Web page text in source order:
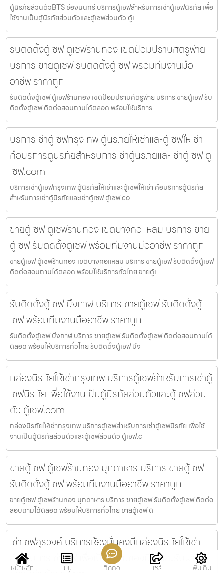
ตู้นิรภัยส่วนตัวBTS ช่องนนทรี บริการตู้เซฟสำหรับการเช่าตู้เซฟนิรภัย เพื่อ
ใช้งานเป็นตู้นิรภัยส่วนตัวและตู้เซฟส่วนตัว ตู้เ
รับติดตั้งตู้เซฟ ตู้เซฟร้านทอง เขตป้อมปราบศัตรูพ่าย
บริการ ขายตู้เซฟ รับติดตั้งตู้เซฟ พร้อมทีมงานมือ
อาชีพ ราคาถูก
รับติดตั้งตู้เซฟ ตู้เซฟร้านทอง เขตป้อมปราบศัตรูพ่าย บริการ ขายตู้เซฟ รับ
ติดตั้งตู้เซฟ ติดต่อสอบถามได้ตลอด พร้อมให้บริการ
บริการเช่าตู้เซฟกรุงเทพ ตู้นิรภัยให้เช่าและตู้เซฟให้เช่า
คือบริการตู้นิรภัยสำหรับการเช่าตู้นิรภัยและเช่าตู้เซฟ ตู้
เซฟ.com
บริการเช่าตู้เซฟกรุงเทพ ตู้นิรภัยให้เช่าและตู้เซฟให้เช่า คือบริการตู้นิรภัย
สำหรับการเช่าตู้นิรภัยและเช่าตู้เซฟ ตู้เซฟ.co
ขายตู้เซฟ ตู้เซฟร้านทอง เขตบางคอแหลม บริการ ขาย
ตู้เซฟ รับติดตั้งตู้เซฟ พร้อมทีมงานมืออาชีพ ราคาถูก
ขายตู้เซฟ ตู้เซฟร้านทอง เขตบางคอแหลม บริการ ขายตู้เซฟ รับติดตั้งตู้เซฟ
ติดต่อสอบถามได้ตลอด พร้อมให้บริการทั่วไทย ขายตู้เ
รับติดตั้งตู้เซฟ บึงกาฬ บริการ ขายตู้เซฟ รับติดตั้งตู้
เซฟ พร้อมทีมงานมืออาชีพ ราคาถูก
รับติดตั้งตู้เซฟ บึงกาฬ บริการ ขายตู้เซฟ รับติดตั้งตู้เซฟ ติดต่อสอบถามได้
ตลอด พร้อมให้บริการทั่วไทย รับติดตั้งตู้เซฟ บึง
กล่องนิรภัยให้เช่ากรุงเทพ บริการตู้เซฟสำหรับการเช่าตู้
เซฟนิรภัย เพื่อใช้งานเป็นตู้นิรภัยส่วนตัวและตู้เซฟส่วน
ตัว ตู้เซฟ.com
กล่องนิรภัยให้เช่ากรุงเทพ บริการตู้เซฟสำหรับการเช่าตู้เซฟนิรภัย เพื่อใช้
งานเป็นตู้นิรภัยส่วนตัวและตู้เซฟส่วนตัว ตู้เซฟ.c
ขายตู้เซฟ ตู้เซฟร้านทอง มุกดาหาร บริการ ขายตู้เซฟ
รับติดตั้งตู้เซฟ พร้อมทีมงานมืออาชีพ ราคาถูก
ขายตู้เซฟ ตู้เซฟร้านทอง มุกดาหาร บริการ ขายตู้เซฟ รับติดตั้งตู้เซฟ ติดต่อ
สอบถามได้ตลอด พร้อมให้บริการทั่วไทย ขายตู้เซฟ ต
เช่าเซฟสุรวงศ์ บริการห้องมั่นคงมีกล่องนิรภัยให้เช่า
สำหรับการเช่าเซฟ เพื่อเป็นที่เก็บของมีค่าและรับฝาก
หน้าหลัก เมนู ติดต่อ แชร์ เพิ่มเติม